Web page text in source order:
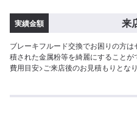
実績金額 来
ブレーキフルード交換でお困りの方
積された金属粉等を綺麗にすること
費用目安>ご来店後のお見積もりとなり